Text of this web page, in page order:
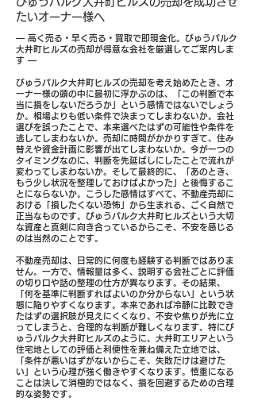
たいオーナー様へ
― 高く売る・早く売る・買取で即現金化。びゅうパルク
大井町ヒルズの売却が得意な会社を厳選してご案内しま
す ―
びゅうパルク大井町ヒルズの売却を考え始めたとき、オ
ーナー様の頭の中に最初に浮かぶのは、「この判断で本
当に損をしないだろうか」という感情ではないでしょう
か。相場よりも低い条件で決まってしまわないか。会社
選びを誤ったことで、本来選べたはずの可能性や条件を
逃してしまわないか。売却に時間がかかりすぎて、住み
替えや資金計画に影響が出てしまわないか。今が一つの
タイミングなのに、判断を先延ばしにしたことで流れが
変わってしまわないか。そして最終的に、「あのとき、
もう少し状況を整理しておけばよかった」と後悔するこ
とにならないか。こうした感情はすべて、不動産売却に
おける「損したくない恐怖」から生まれる、ごく自然で
正当なものです。びゅうパルク大井町ヒルズという大切
な資産と真剣に向き合っているからこそ、不安を感じる
のは当然のことです。
不動産売却は、日常的に何度も経験する判断ではありま
せん。一方で、情報量は多く、説明する会社ごとに評価
の切り口や話の整理の仕方が異なります。その結果、
「何を基準に判断すればよいのか分からない」という状
態に陥りやすくなります。本来であれば冷静に比較でき
たはずの選択肢が見えにくくなり、不安や焦りが先に立
ってしまうと、合理的な判断が難しくなります。特にび
ゅうパルク大井町ヒルズのように、大井町エリアという
住宅地としての評価と利便性を兼ね備えた立地では、
「条件が悪いはずがないからこそ、失敗だけは避けた
い」という心理が強く働きやすくなります。慎重になる
ことは決して消極的ではなく、損を回避するための合理
的な姿勢です。